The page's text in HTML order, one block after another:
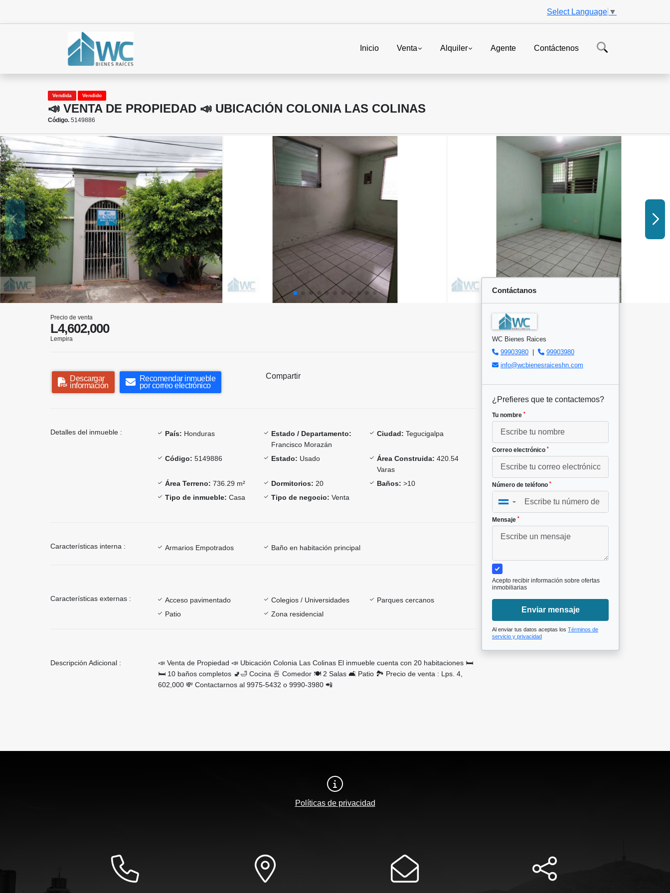
Select Language ▼
Inicio Venta Alquiler Agente Contáctenos
Vendida Vendido
📣 VENTA DE PROPIEDAD 📣 UBICACIÓN COLONIA LAS COLINAS
Código. 5149886
Precio de venta
L4,602,000
Lempira
Descargar
información
Recomendar inmueble
por correo electrónico
Compartir
Detalles del inmueble : País: Honduras
Estado / Departamento:
Francisco Morazán
Ciudad: Tegucigalpa
Código: 5149886 Estado: Usado Área Construida: 420.54
Varas
Área Terreno: 736.29 m² Dormitorios: 20 Baños: >10
Tipo de inmueble: Casa Tipo de negocio: Venta
Características interna : Armarios Empotrados Baño en habitación principal
Características externas : Acceso pavimentado Colegios / Universidades
Parques cercanos
Patio
Zona residencial
Descripción Adicional :
📣 Venta de Propiedad 📣 Ubicación Colonia Las Colinas El inmueble cuenta con 20 habitaciones 🛏
🛏 10 baños completos 🚽🛁 Cocina 🍜 Comedor 🍽 2 Salas 🛋 Patio 🏞 Precio de venta : Lps. 4,
602,000 💸 Contactarnos al 9975-5432 o 9990-3980 📲
Contáctanos
WC Bienes Raices
99903980
99903980
info@wcbienesraiceshn.com
¿Prefieres que te contactemos?
Tu nombre *
Correo electrónico *
Número de teléfono *
▼
Mensaje *
Acepto recibir información sobre ofertas
inmobiliarias
Enviar mensaje
Al enviar tus datos aceptas los Términos de
servicio y privacidad
Políticas de privacidad